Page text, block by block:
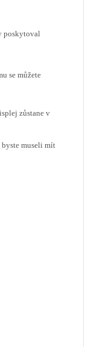
poskytoval
se můžete
zůstane v
byste museli mít